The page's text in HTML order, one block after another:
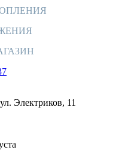
Электриков, 11